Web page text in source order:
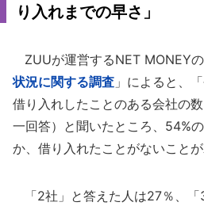
り入れまでの早さ」
ZUUが運営するNET MONEY
状況に関する調査 」によると、
借り入れしたことのある会社の
一回答）と聞いたところ、54%
か、借り入れたことがないことが
「2社」と答えた人は27％、「